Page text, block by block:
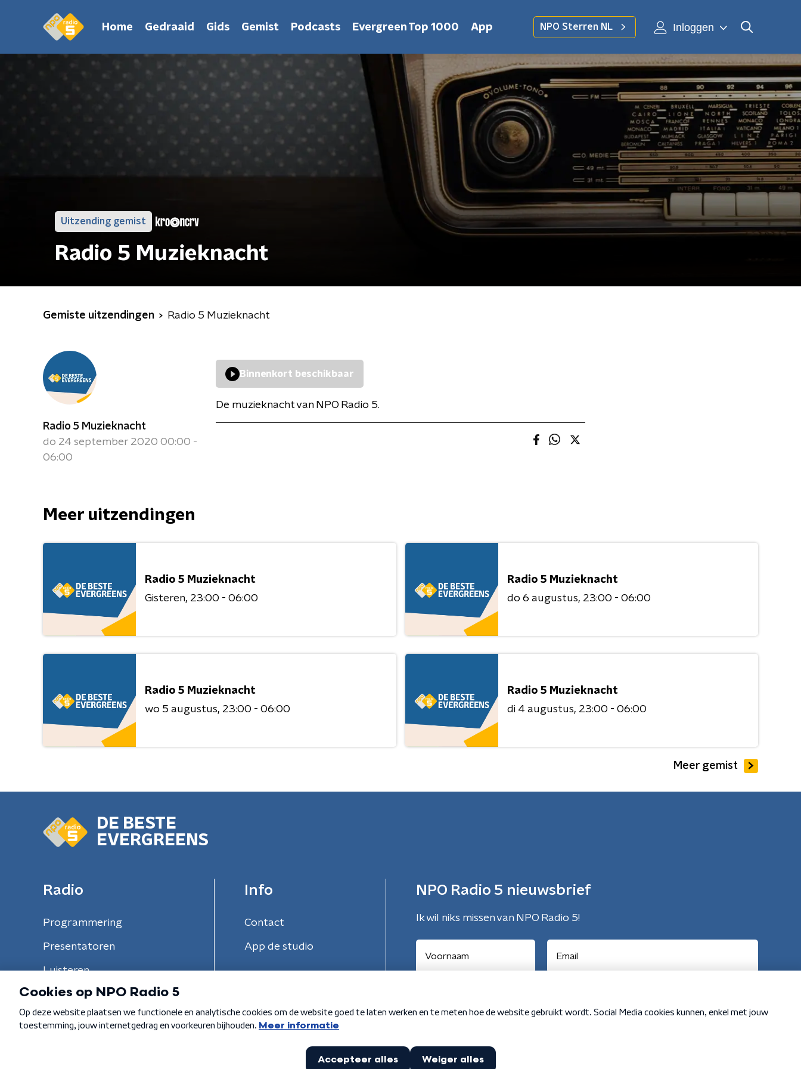
Home Gedraaid Gids Gemist Podcasts Evergreen Top 1000 App NPO Sterren NL Inloggen
Uitzending gemist
Radio 5 Muzieknacht
Gemiste uitzendingen Radio 5 Muzieknacht
Radio 5 Muzieknacht
do 24 september 2020 00:00 -
06:00
Binnenkort beschikbaar
De muzieknacht van NPO Radio 5.
Meer uitzendingen
Radio 5 Muzieknacht
Gisteren 23:00 - 06:00
Radio 5 Muzieknacht
do 6 augustus 23:00 - 06:00
Radio 5 Muzieknacht
wo 5 augustus 23:00 - 06:00
Radio 5 Muzieknacht
di 4 augustus 23:00 - 06:00
Meer gemist
DE BESTE
EVERGREENS
Radio
Programmering
Presentatoren
Luisteren
Info
Contact
App de studio
NPO Radio 5 nieuwsbrief
Ik wil niks missen van NPO Radio 5!
Algemene voorwaarden Privacybeleid